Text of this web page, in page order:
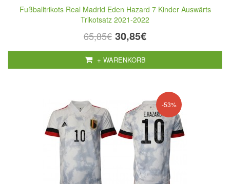
Fußballtrikots Real Madrid Eden Hazard 7 Kinder Auswärts
Trikotsatz 2021-2022
65,85€ 30,85€
+ WARENKORB
-53%